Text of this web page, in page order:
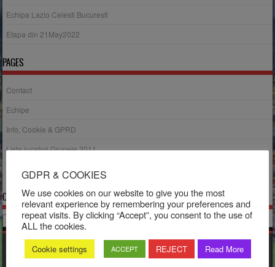
Echipa Lazio Celesti Bucuresti
Etapa din 21May2022
PAGES
Contact
Echipe
Info, Cookie & GPRD
Lista jucatori Grupele 2011
CATEGORII
Categorii
DESPRE NOI
GDPR & COOKIES
We use cookies on our website to give you the most
relevant experience by remembering your preferences and
repeat visits. By clicking “Accept”, you consent to the use of
ALL the cookies.
Cookie settings ACCEPT REJECT Read More